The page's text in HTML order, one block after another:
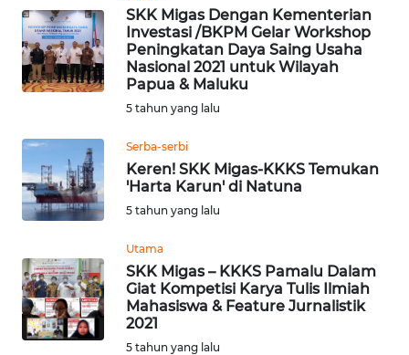
SKK Migas Dengan Kementerian
Investasi /BKPM Gelar Workshop
Peningkatan Daya Saing Usaha
Nasional 2021 untuk Wilayah
Papua & Maluku
5 tahun yang lalu
Serba-serbi
Keren! SKK Migas-KKKS Temukan
'Harta Karun' di Natuna
5 tahun yang lalu
Utama
SKK Migas – KKKS Pamalu Dalam
Giat Kompetisi Karya Tulis Ilmiah
Mahasiswa & Feature Jurnalistik
2021
5 tahun yang lalu
WN
LANGKAT
WN
WN
TANJUNG
LESUNG
WN
KARO
WN